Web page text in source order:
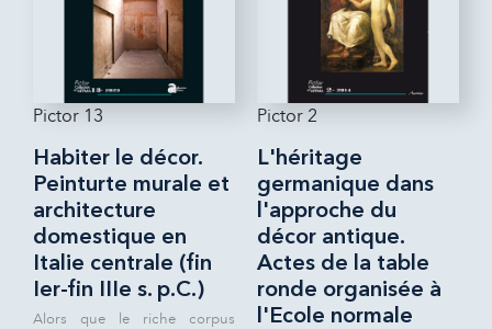
Pictor 13
Habiter le décor.
Peinturte murale et
architecture
domestique en
Italie centrale (fin
Ier-fin IIIe s. p.C.)
Alors que le riche corpus
Pictor 2
L'héritage
germanique dans
l'approche du
décor antique.
Actes de la table
ronde organisée à
l'Ecole normale